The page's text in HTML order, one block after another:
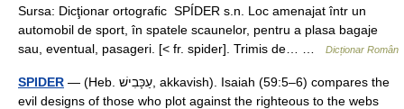
Sursa: Dicţionar ortografic SPÍDER s.n. Loc amenajat într un
automobil de sport, în spatele scaunelor, pentru a plasa bagaje
sau, eventual, pasageri. [< fr. spider]. Trimis de… …
Dicționar Român
SPIDER — (Heb. עַכָּבִישׁ, akkavish). Isaiah (59:5–6) compares the
evil designs of those who plot against the righteous to the webs